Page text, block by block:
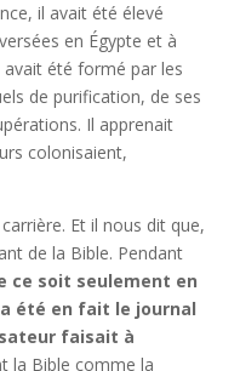
il avait été élevé
en Égypte et à
avait été formé par les
de purification, de ses
Il apprenait
colonisaient,
Et il nous dit que,
de la Bible. Pendant
ce soit seulement en
été en fait le journal
faisait à
la Bible comme la